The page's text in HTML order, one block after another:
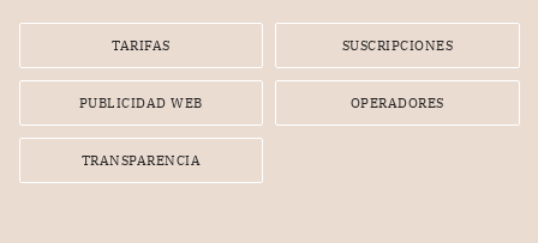
TARIFAS SUSCRIPCIONES
PUBLICIDAD WEB OPERADORES
TRANSPARENCIA